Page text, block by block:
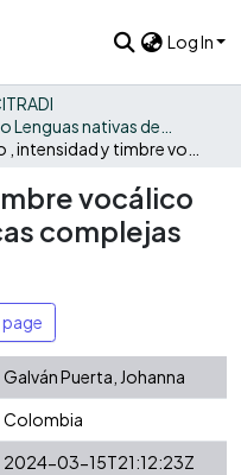
Log In
vocálico
complejas
Galván Puerta, Johanna
Colombia
2024-03-15T21:12:23Z